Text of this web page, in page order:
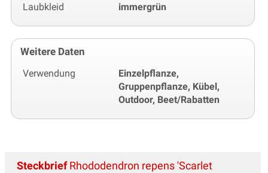
Laubkleid immergrün
Weitere Daten
Verwendung
Einzelpflanze,
Gruppenpflanze, Kübel,
Outdoor, Beet/Rabatten
SteckbriefRhododendron repens 'Scarlet